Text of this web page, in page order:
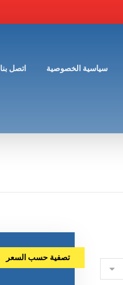
سياسية الخصوصية اتصل بنا
تصفية حسب السعر